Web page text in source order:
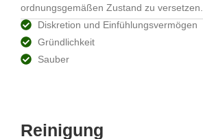
ordnungsgemäßen Zustand zu versetzen.
Diskretion und Einfühlungsvermögen
Gründlichkeit
Sauber
Reinigung